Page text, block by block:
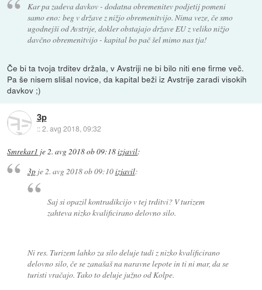
Kar pa zadeva davkov - dodatna obremenitev podjetij pomeni
samo eno: beg v države z nižjo obremenitvijo. Nima veze, če smo
ugodnejši od Avstrije, dokler obstajajo države EU z veliko nižjo
davčno obremenitvijo - kapital bo pač šel mimo nas tja!
Če bi ta tvoja trditev držala, v Avstriji ne bi bilo niti ene firme več.
Pa še nisem slišal novice, da kapital beži iz Avstrije zaradi visokih
davkov ;)
3p
::2. avg 2018, 09:32
Smrekar1 je2. avg 2018 ob 09:18izjavil:
3pje2. avg 2018 ob 09:10izjavil:
Saj si opazil kontradikcijo v tej trditvi? V turizem
zahteva nizko kvalificirano delovno silo.
Ni res. Turizem lahko za silo deluje tudi z nizko kvalificirano
delovno silo, če se zanašaš na naravne lepote in ti ni mar, da se
turisti vračajo. Tako to deluje južno od Kolpe.